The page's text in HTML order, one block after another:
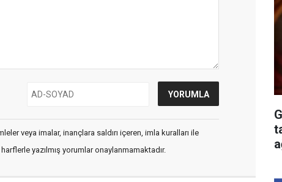
veya imalar, inançlara saldırı içeren, imla kuralları ile
yazılmış yorumlar onaylanmamaktadır.